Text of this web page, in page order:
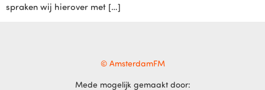
spraken wij hierover met […]
© AmsterdamFM
Mede mogelijk gemaakt door: